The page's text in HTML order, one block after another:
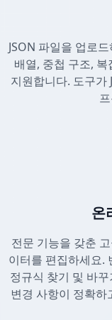
JSON 파일을 업로
배열, 중첩 구조,
지원합니다. 도구가
온
전문 기능을 갖춘
이터를 편집하세요.
정규식 찾기 및 바
변경 사항이 정확